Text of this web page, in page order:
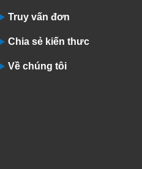
Truy vấn đơn
Chia sẻ kiến thưc
Về chúng tôi